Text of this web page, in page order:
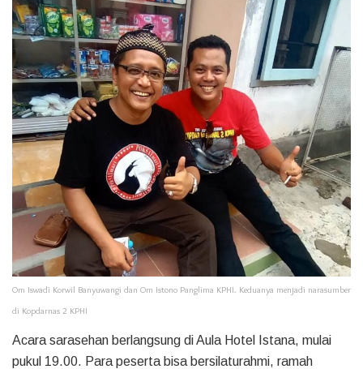
Om Iswadi Korwil Banyuwangi dan Om Istono Panglima KPHI. Keduanya menjadi narasumber
di Kopdarnas 2 KPHI
Acara sarasehan berlangsung di Aula Hotel Istana, mulai
pukul 19.00. Para peserta bisa bersilaturahmi, ramah